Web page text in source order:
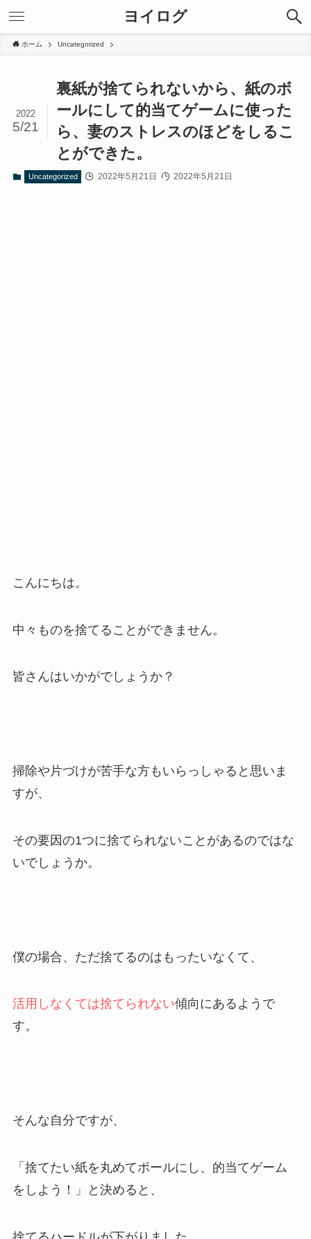
ヨイログ
ホーム Uncategorized
裏紙が捨てられないから、紙のボ
ールにして的当てゲームに使った
ら、妻のストレスのほどをしるこ
とができた。
2022
5/21
Uncategorized 2022年5月21日 2022年5月21日
こんにちは。
中々ものを捨てることができません。
皆さんはいかがでしょうか？
掃除や片づけが苦手な方もいらっしゃると思いま
すが、
その要因の1つに捨てられないことがあるのではな
いでしょうか。
僕の場合、ただ捨てるのはもったいなくて、
活用しなくては捨てられない傾向にあるようで
す。
そんな自分ですが、
「捨てたい紙を丸めてボールにし、的当てゲーム
をしよう！」と決めると、